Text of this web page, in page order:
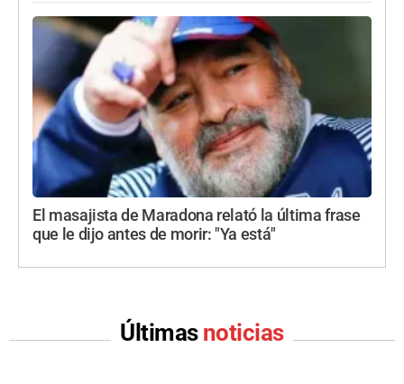
El masajista de Maradona relató la última frase
que le dijo antes de morir: "Ya está"
Últimas noticias